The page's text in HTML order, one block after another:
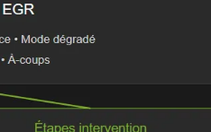
/ 200-300€ (camion)
moteur, pertes puissance,
est indispensable